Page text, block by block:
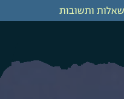
שאלות ותשובות